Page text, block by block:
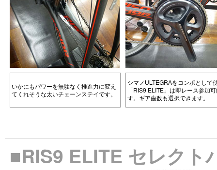
いかにもパワーを無駄なく推進力に変え
てくれそうな太いチェーンステイです。
シマノULTEGRAをコンポとして
「RIS9 ELITE」は即レース参加
す。ギア歯数も選択できます。
■RIS9 ELITE セレクト